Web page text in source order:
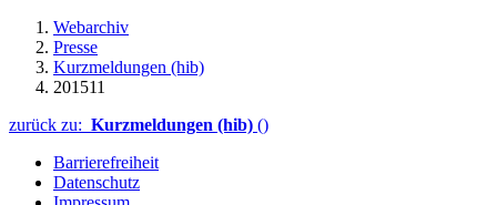
Webarchiv
Presse
Kurzmeldungen (hib)
201511
zurück zu: Kurzmeldungen (hib) ()
Barrierefreiheit
Datenschutz